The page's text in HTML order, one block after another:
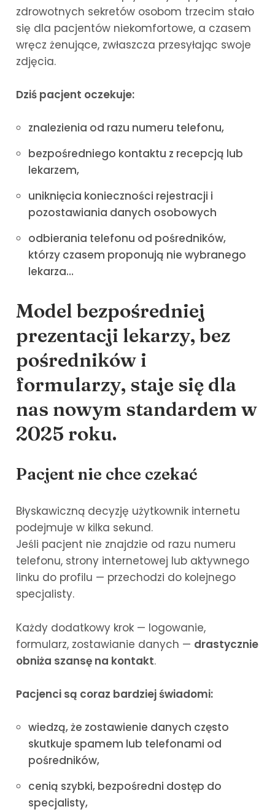
zdrowotnych sekretów osobom trzecim stało
się dla pacjentów niekomfortowe, a czasem
wręcz żenujące, zwłaszcza przesyłając swoje
zdjęcia.
Dziś pacjent oczekuje:
znalezienia od razu numeru telefonu,
bezpośredniego kontaktu z recepcją lub
lekarzem,
uniknięcia konieczności rejestracji i
pozostawiania danych osobowych
odbierania telefonu od pośredników,
którzy czasem proponują nie wybranego
lekarza…
Model bezpośredniej
prezentacji lekarzy, bez
pośredników i
formularzy, staje się dla
nas nowym standardem w
2025 roku.
Pacjent nie chce czekać
Błyskawiczną decyzję użytkownik internetu
podejmuje w kilka sekund.
Jeśli pacjent nie znajdzie od razu numeru
telefonu, strony internetowej lub aktywnego
linku do profilu — przechodzi do kolejnego
specjalisty.
Każdy dodatkowy krok — logowanie,
formularz, zostawianie danych — drastycznie
obniża szansę na kontakt.
Pacjenci są coraz bardziej świadomi:
wiedzą, że zostawienie danych często
skutkuje spamem lub telefonami od
pośredników,
cenią szybki, bezpośredni dostęp do
specjalisty,